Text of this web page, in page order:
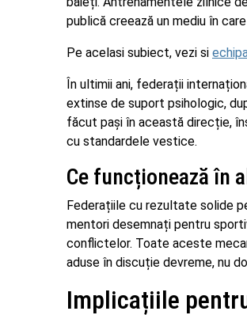
publică creează un mediu în
Pe acelasi subiect, vezi si
În ultimii ani, federații
extinse de suport psihologic,
făcut pași în această direcție,
cu standardele vestice.
Ce funcționează în
Federațiile cu rezultate solide
mentori desemnați pentru
conflictelor. Toate aceste
aduse în discuție devreme, nu
Implicațiile